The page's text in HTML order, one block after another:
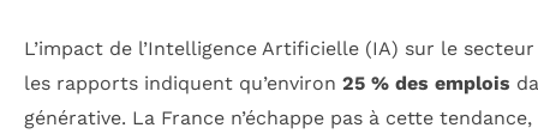
L’impact de l’Intelligence Artificielle (IA) sur le
les rapports indiquent qu’environ 25 % des emplois
générative. La France n’échappe pas à cette